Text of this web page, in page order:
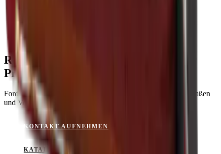
Rocky Mountain Crimson Red für Ihr
Projekt?
Fordern Sie ein Muster an oder lassen Sie sich zu Material, Maßen
und Verfügbarkeit beraten.
KONTAKT AUFNEHMEN
KATALOG ANSEHEN